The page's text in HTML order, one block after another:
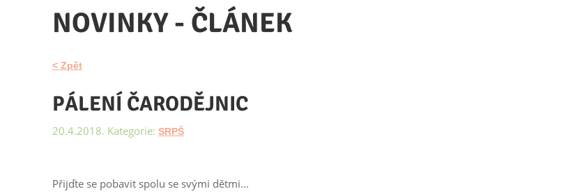
NOVINKY - ČLÁNEK
< Zpět
PÁLENÍ ČARODĚJNIC
20.4.2018. Kategorie: SRPŠ
Přijďte se pobavit spolu se svými dětmi...